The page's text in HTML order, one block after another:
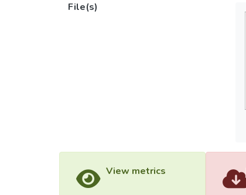
File(s)
View metrics